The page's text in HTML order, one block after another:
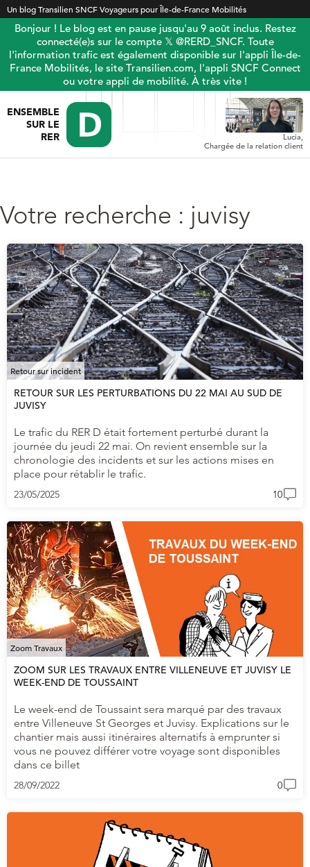
Un blog Transilien SNCF Voyageurs pour Île-de-France Mobilités
Bonjour ! Le blog est en pause jusqu'au 9 août inclus. Restez
connecté(e)s sur le compte 𝕏 @RERD_SNCF. Toute
l'information trafic est également disponible sur l'appli Île-de-
France Mobilités, le site Transilien.com, l'appli SNCF Connect
ou votre appli de mobilité. À très vite !
ENSEMBLE
SUR LE
RER
Lucia,
Chargée de la relation client
Votre recherche : juvisy
Retour sur incident
RETOUR SUR LES PERTURBATIONS DU 22 MAI AU SUD DE
JUVISY
Le trafic du RER D était fortement perturbé durant la
journée du jeudi 22 mai. On revient ensemble sur la
chronologie des incidents et sur les actions mises en
place pour rétablir le trafic.
23/05/2025 10
Zoom Travaux
ZOOM SUR LES TRAVAUX ENTRE VILLENEUVE ET JUVISY LE
WEEK-END DE TOUSSAINT
Le week-end de Toussaint sera marqué par des travaux
entre Villeneuve St Georges et Juvisy. Explications sur le
chantier mais aussi itinéraires alternatifs à emprunter si
vous ne pouvez différer votre voyage sont disponibles
dans ce billet
28/09/2022 0